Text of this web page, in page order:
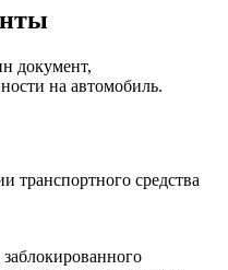
документ,
на автомобиль.
транспортного средства